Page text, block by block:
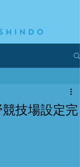
技場設定完